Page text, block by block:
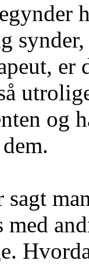
er
og
sagt
med